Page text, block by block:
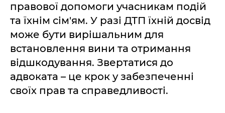
правової допомоги учасникам подій
та їхнім сім'ям. У разі ДТП їхній досвід
може бути вирішальним для
встановлення вини та отримання
відшкодування. Звертатися до
адвоката – це крок у забезпеченні
своїх прав та справедливості.